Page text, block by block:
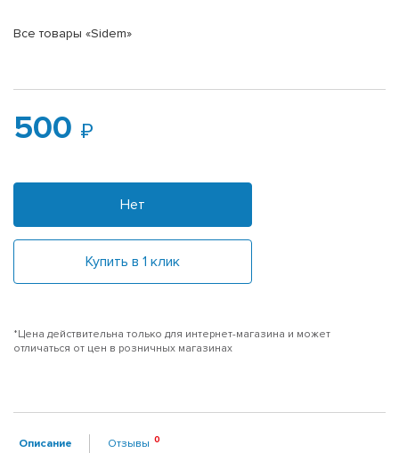
Все товары «Sidem»
500
Нет
Купить в 1 клик
*Цена действительна только для интернет-магазина и может
отличаться от цен в розничных магазинах
Описание Отзывы